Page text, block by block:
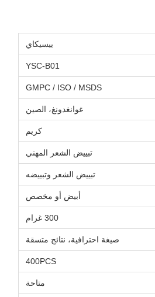
ييسيكاي
YSC-B01
GMPC / ISO / MSDS
غوانغدونغ، الصين
كريم
تبييض الشعر المهني
تبييض الشعر وتبييضه
أبيض أو مخصص
300 غرام
صيغة احترافية، نتائج متسقة
400PCS
متاحة